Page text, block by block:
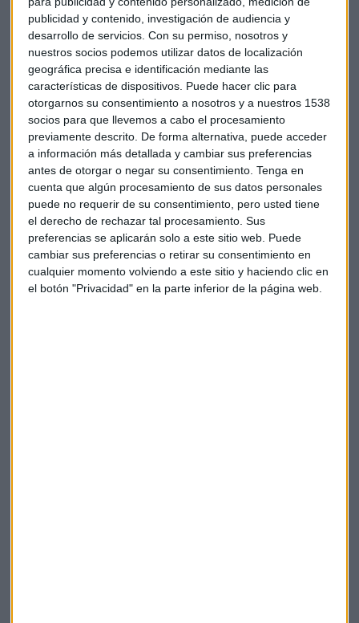
publicidad y contenido, investigación de audiencia y
desarrollo de servicios. Con su permiso, nosotros y
nuestros socios podemos utilizar datos de localización
geográfica precisa e identificación mediante las
características de dispositivos. Puede hacer clic para
otorgarnos su consentimiento a nosotros y a nuestros 1538
socios para que llevemos a cabo el procesamiento
previamente descrito. De forma alternativa, puede acceder
a información más detallada y cambiar sus preferencias
antes de otorgar o negar su consentimiento. Tenga en
cuenta que algún procesamiento de sus datos personales
puede no requerir de su consentimiento, pero usted tiene
el derecho de rechazar tal procesamiento. Sus
preferencias se aplicarán solo a este sitio web. Puede
cambiar sus preferencias o retirar su consentimiento en
cualquier momento volviendo a este sitio y haciendo clic en
el botón "Privacidad" en la parte inferior de la página web.
Francia e Italia, continuaron estancados.
Los coches híbridos representaron un 32,8% de las ventas
totales y superan a los coches de gasolina por primera vez.
Las ventas de coches eléctricos a batería en septiembre
aumentaron un 9,8% interanual aunque en lo que va de año
caen un 5,8%. Las matriculaciones enVolkswagen
un 0,3%, mientras que enStellantiscayeron un 27,1% y en
Renault un 1,5%.
HSBC se reestructura
Su recién nombrado consejero delegado, Georges Elhedery,
se embarca en un ambicioso plan de recorte de costes del
gigante financiero. Ha anunciado una reorganización del
banco en cuatro unidades de negocio para hacerlo más
simple y ágil. A partir del 1 de enero de 2025, la empresa